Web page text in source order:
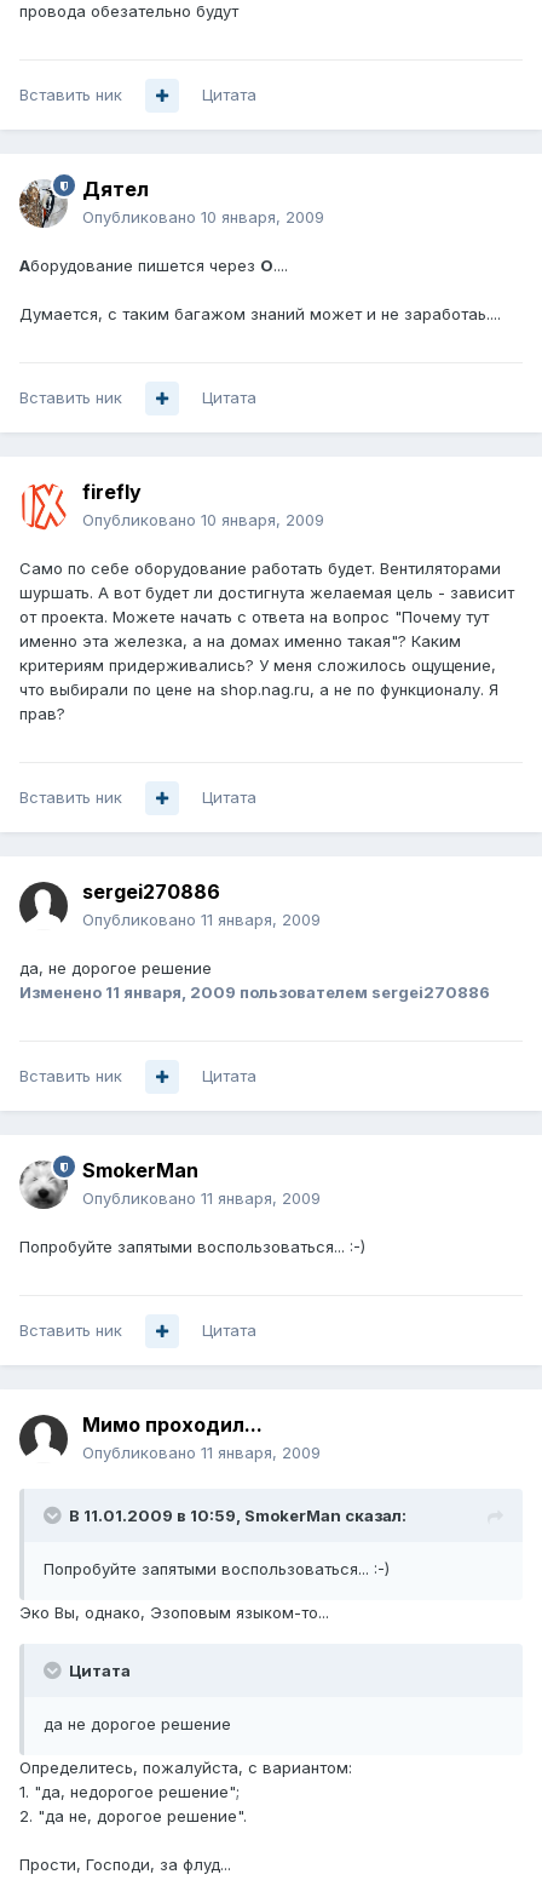
провода обезательно будут
Вставить ник Цитата
Дятел
Опубликовано 10 января, 2009
Аборудование пишется через О....
Думается, с таким багажом знаний может и не заработаь....
Вставить ник Цитата
firefly
Опубликовано 10 января, 2009
Само по себе оборудование работать будет. Вентиляторами
шуршать. А вот будет ли достигнута желаемая цель - зависит
от проекта. Можете начать с ответа на вопрос "Почему тут
именно эта железка, а на домах именно такая"? Каким
критериям придерживались? У меня сложилось ощущение,
что выбирали по цене на shop.nag.ru, а не по функционалу. Я
прав?
Вставить ник Цитата
sergei270886
Опубликовано 11 января, 2009
да, не дорогое решение
Изменено 11 января, 2009 пользователем sergei270886
Вставить ник Цитата
SmokerMan
Опубликовано 11 января, 2009
Попробуйте запятыми воспользоваться... :-)
Вставить ник Цитата
Мимо проходил...
Опубликовано 11 января, 2009
В 11.01.2009 в 10:59, SmokerMan сказал:
Попробуйте запятыми воспользоваться... :-)
Эко Вы, однако, Эзоповым языком-то...
Цитата
да не дорогое решение
Определитесь, пожалуйста, с вариантом:
1. "да, недорогое решение";
2. "да не, дорогое решение".
Прости, Господи, за флуд...